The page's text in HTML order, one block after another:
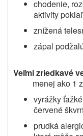
chodenie,
aktivity
znížená
zápal
Veľmi zriedkavé
menej ako 1
vyrážky
červené
prudká